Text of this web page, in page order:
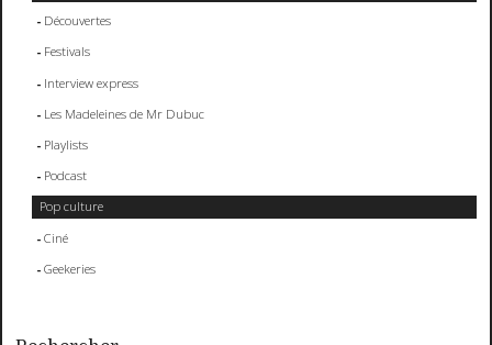
Découvertes
Festivals
Interview express
Les Madeleines de Mr Dubuc
Playlists
Podcast
Pop culture
Ciné
Geekeries